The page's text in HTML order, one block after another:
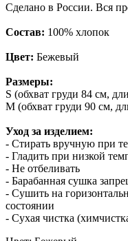
Сделано в России. Вся
Состав: 100% хлопок
Цвет: Бежевый
Размеры:
S (обхват груди 84 см,
M (обхват груди 90 см,
Уход за изделием:
- Стирать вручную при
- Гладить при низкой
- Не отбеливать
- Барабанная сушка
- Сушить на
состоянии
- Сухая чистка